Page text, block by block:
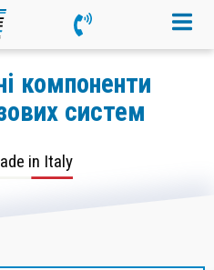
компоненти
систем
in Italy